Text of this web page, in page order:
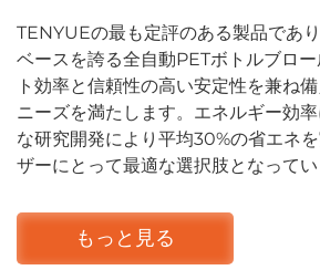
TENYUEの最も定評のある製品であ
ベースを誇る全自動PETボトルブロ
ト効率と信頼性の高い安定性を兼ね
ニーズを満たします。エネルギー効
な研究開発により平均30%の省エネ
ザーにとって最適な選択肢となってい
もっと見る